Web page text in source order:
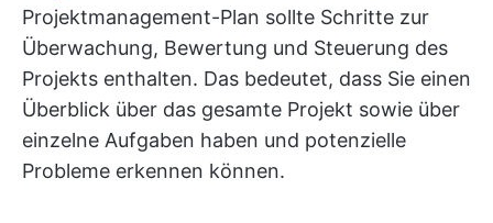
Projektmanagement-Plan sollte Schritte zur
Überwachung, Bewertung und Steuerung des
Projekts enthalten. Das bedeutet, dass Sie einen
Überblick über das gesamte Projekt sowie über
einzelne Aufgaben haben und potenzielle
Probleme erkennen können.